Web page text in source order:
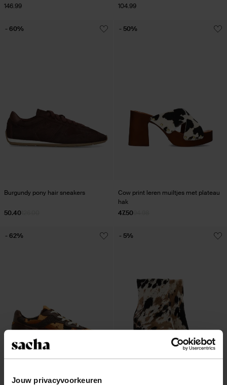
Jouw privacyvoorkeuren
146.99
104.99
Burgundy pony hair sneakers
50.40
- 60%
Cow print leren muiltjes met plateau
hak
47.50
- 50%
- 62% - 5%